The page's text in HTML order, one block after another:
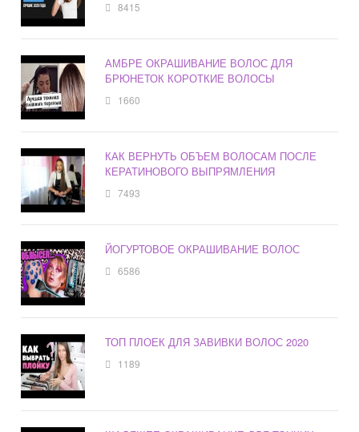
8415
АМБРЕ ОКРАШИВАНИЕ ВОЛОС ДЛЯ
БРЮНЕТОК КОРОТКИЕ ВОЛОСЫ
1660
КАК ВЕРНУТЬ ОБЪЕМ ВОЛОСАМ ПОСЛЕ
КЕРАТИНОВОГО ВЫПРЯМЛЕНИЯ
7493
ЙОГУРТОВОЕ ОКРАШИВАНИЕ ВОЛОС
6586
ТОП ПЛОЕК ДЛЯ ЗАВИВКИ ВОЛОС 2020
1189